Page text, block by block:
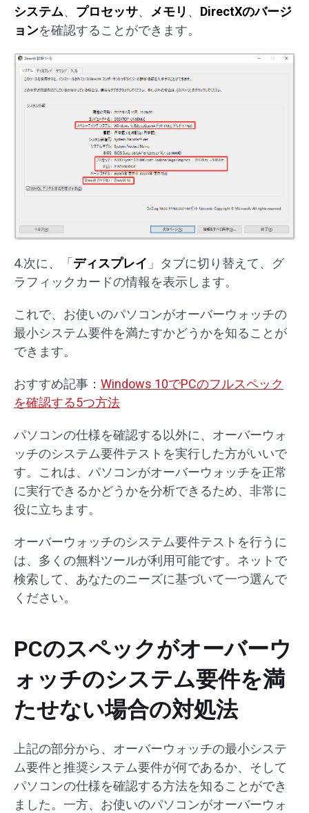
システム、 プロセッサ、 メモリ 、 DirectXのバージ
ョンを確認することができます。
4.次に、「 ディスプレイ 」タブに切り替えて、グ
ラフィックカードの情報を表示します。
これで、お使いのパソコンがオーバーウォッチの
最小システム要件を満たすかどうかを知ることが
できます。
おすすめ記事： Windows 10でPCのフルスペック
を確認する5つ方法
パソコンの仕様を確認する以外に、オーバーウォ
ッチのシステム要件テストを実行した方がいいで
す。これは、パソコンがオーバーウォッチを正常
に実行できるかどうかを分析できるため、非常に
役に立ちます。
オーバーウォッチのシステム要件テストを行うに
は、多くの無料ツールが利用可能です。ネットで
検索して、あなたのニーズに基づいて一つ選んで
ください。
PCのスペックがオーバーウ
ォッチのシステム要件を満
たせない場合の対処法
上記の部分から、オーバーウォッチの最小システ
ム要件と推奨システム要件が何であるか、そして
パソコンの仕様を確認する方法を知ることができ
ました。一方、お使いのパソコンがオーバーウォ